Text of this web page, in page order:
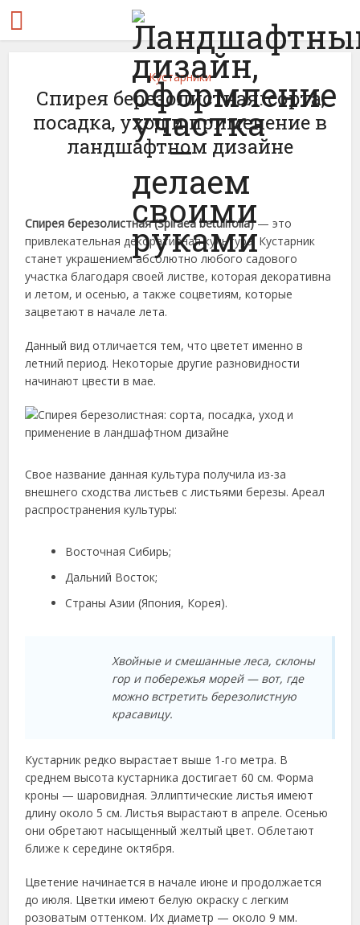
Кустарники
Спирея березолистная: сорта,
посадка, уход и применение в
ландшафтном дизайне
Спирея березолистная (Spiraea betulifolia)— это
привлекательная декоративная культура. Кустарник
станет украшением абсолютно любого садового
участка благодаря своей листве, которая декоративна
и летом, и осенью, а также соцветиям, которые
зацветают в начале лета.
Данный вид отличается тем, что цветет именно в
летний период. Некоторые другие разновидности
начинают цвести в мае.
Свое название данная культура получила из-за
внешнего сходства листьев с листьями березы. Ареал
распространения культуры:
Восточная Сибирь;
Дальний Восток;
Страны Азии (Япония, Корея).
Хвойные и смешанные леса, склоны
гор и побережья морей — вот, где
можно встретить березолистную
красавицу.
Кустарник редко вырастает выше 1-го метра. В
среднем высота кустарника достигает 60 см. Форма
кроны — шаровидная. Эллиптические листья имеют
длину около 5 см. Листья вырастают в апреле. Осенью
они обретают насыщенный желтый цвет. Облетают
ближе к середине октября.
Цветение начинается в начале июне и продолжается
до июля. Цветки имеют белую окраску с легким
розоватым оттенком. Их диаметр — около 9 мм.